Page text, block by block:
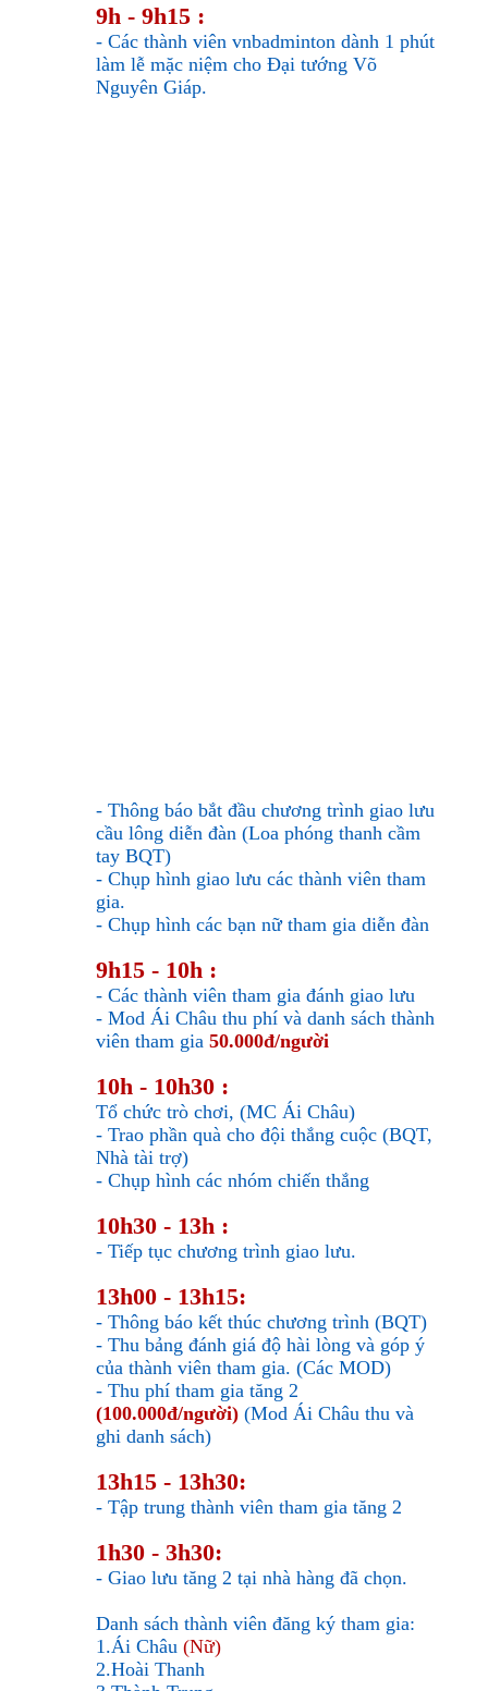
9h - 9h15 :
- Các thành viên vnbadminton dành 1 phút
làm lễ mặc niệm cho Đại tướng Võ
Nguyên Giáp.
- Thông báo bắt đầu chương trình giao lưu
cầu lông diễn đàn (Loa phóng thanh cầm
tay BQT)
- Chụp hình giao lưu các thành viên tham
gia.
- Chụp hình các bạn nữ tham gia diễn đàn
9h15 - 10h :
- Các thành viên tham gia đánh giao lưu
- Mod Ái Châu thu phí và danh sách thành
viên tham gia 50.000đ/người
10h - 10h30 :
Tổ chức trò chơi, (MC Ái Châu)
- Trao phần quà cho đội thắng cuộc (BQT,
Nhà tài trợ)
- Chụp hình các nhóm chiến thắng
10h30 - 13h :
- Tiếp tục chương trình giao lưu.
13h00 - 13h15:
- Thông báo kết thúc chương trình (BQT)
- Thu bảng đánh giá độ hài lòng và góp ý
của thành viên tham gia. (Các MOD)
- Thu phí tham gia tăng 2
(100.000đ/người) (Mod Ái Châu thu và
ghi danh sách)
13h15 - 13h30:
- Tập trung thành viên tham gia tăng 2
1h30 - 3h30:
- Giao lưu tăng 2 tại nhà hàng đã chọn.
Danh sách thành viên đăng ký tham gia:
1.Ái Châu (Nữ)
2.Hoài Thanh